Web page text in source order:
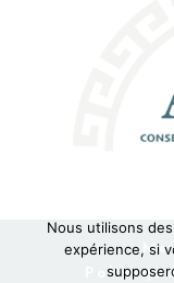
Nous utilisons
expérience, si